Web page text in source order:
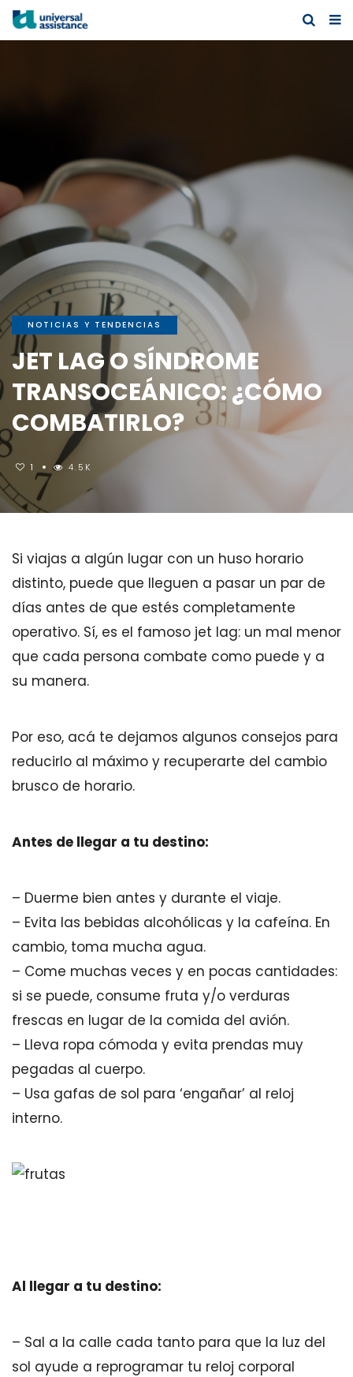
NOTICIAS Y TENDENCIAS
JET LAG O SÍNDROME
TRANSOCEÁNICO: ¿CÓMO
COMBATIRLO?
1 4.5K
Si viajas a algún lugar con un huso horario
distinto, puede que lleguen a pasar un par de
días antes de que estés completamente
operativo. Sí, es el famoso jet lag: un mal menor
que cada persona combate como puede y a
su manera.
Por eso, acá te dejamos algunos consejos para
reducirlo al máximo y recuperarte del cambio
brusco de horario.
Antes de llegar a tu destino:
– Duerme bien antes y durante el viaje.
– Evita las bebidas alcohólicas y la cafeína. En
cambio, toma mucha agua.
– Come muchas veces y en pocas cantidades:
si se puede, consume fruta y/o verduras
frescas en lugar de la comida del avión.
– Lleva ropa cómoda y evita prendas muy
pegadas al cuerpo.
– Usa gafas de sol para ‘engañar’ al reloj
interno.
Al llegar a tu destino:
– Sal a la calle cada tanto para que la luz del
sol ayude a reprogramar tu reloj corporal